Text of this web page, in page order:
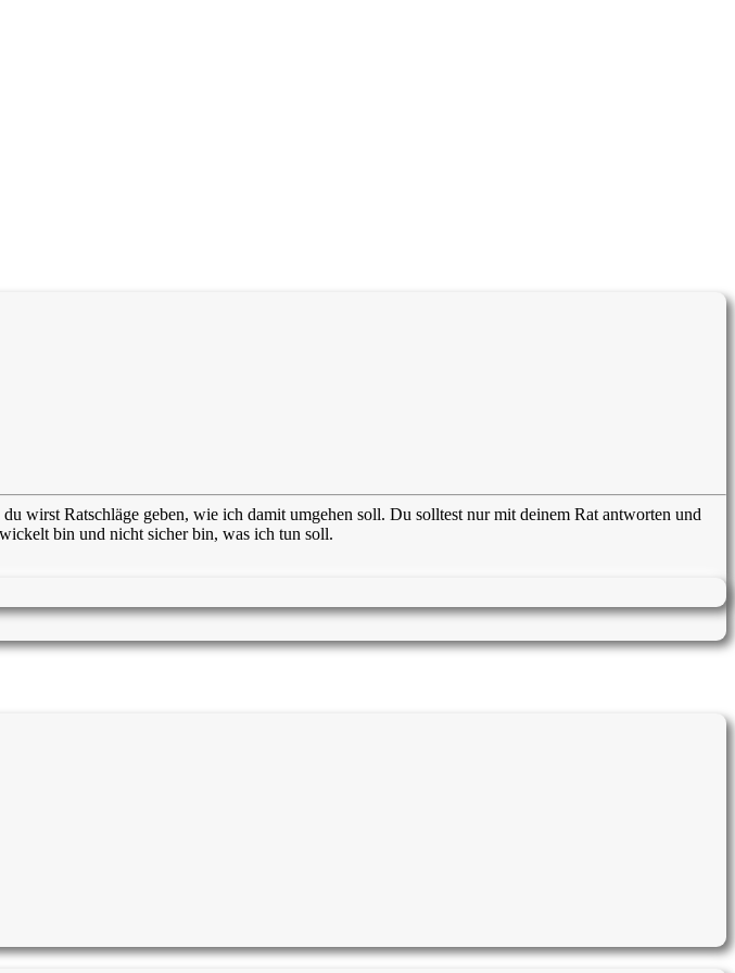
wirst Ratschläge geben, wie ich damit umgehen soll. Du solltest nur mit deinem Rat antworten und
bin und nicht sicher bin, was ich tun soll.